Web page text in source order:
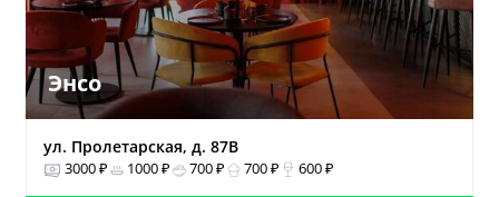
Энсо
ул. Пролетарская, д. 87В
3000 ₽ 1000 ₽ 700 ₽ 700 ₽ 600 ₽